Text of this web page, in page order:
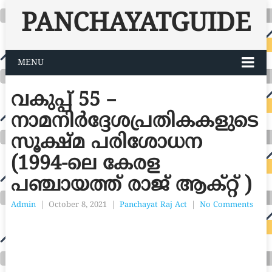
PANCHAYATGUIDE
MENU
വകുപ്പ് 55 –
നാമനിർദ്ദേശപ്രതികകളുടെ
സൂക്ഷ്മ പരിശോധന
(1994-ലെ കേരള
പഞ്ചായത്ത് രാജ് ആക്റ്റ് )
Admin October 8, 2021 Panchayat Raj Act No Comments